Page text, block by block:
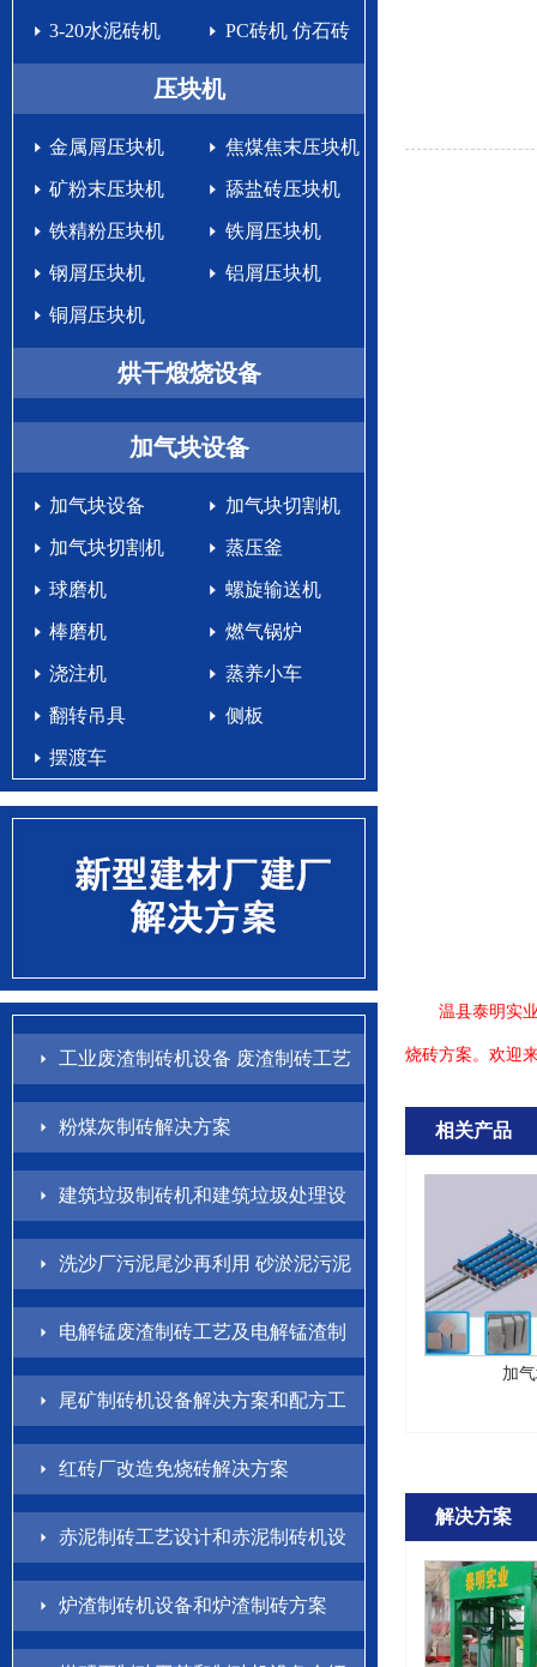
3-20水泥砖机 PC砖机 仿石砖
生产设备
压块机
金属屑压块机 焦煤焦末压块机
矿粉末压块机 舔盐砖压块机
铁精粉压块机 铁屑压块机
钢屑压块机 铝屑压块机
铜屑压块机
烘干煅烧设备
加气块设备
加气块设备 加气块切割机
加气块切割机 蒸压釜
球磨机 螺旋输送机
棒磨机 燃气锅炉
浇注机 蒸养小车
翻转吊具 侧板
摆渡车
工业废渣制砖机设备 废渣制砖工艺
配方
粉煤灰制砖解决方案
建筑垃圾制砖机和建筑垃圾处理设
备解决方案
洗沙厂污泥尾沙再利用 砂淤泥污泥
制砖方案
电解锰废渣制砖工艺及电解锰渣制
砖机设备介绍
尾矿制砖机设备解决方案和配方工
艺
红砖厂改造免烧砖解决方案
赤泥制砖工艺设计和赤泥制砖机设
备方案
炉渣制砖机设备和炉渣制砖方案
温县泰明实业
烧砖方案。欢迎
相关产品
加
解决方案